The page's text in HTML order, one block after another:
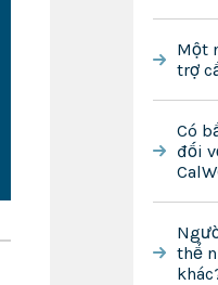
Một
trợ
Có
đối
thể